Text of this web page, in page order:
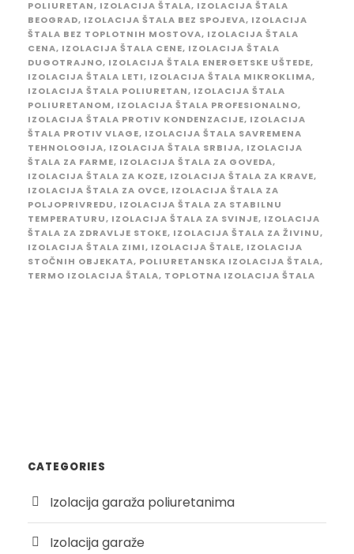
POLIURETAN, IZOLACIJA ŠTALA, IZOLACIJA ŠTALA
BEOGRAD, IZOLACIJA ŠTALA BEZ SPOJEVA, IZOLACIJA
ŠTALA BEZ TOPLOTNIH MOSTOVA, IZOLACIJA ŠTALA
CENA, IZOLACIJA ŠTALA CENE, IZOLACIJA ŠTALA
DUGOTRAJNO, IZOLACIJA ŠTALA ENERGETSKE UŠTEDE,
IZOLACIJA ŠTALA LETI, IZOLACIJA ŠTALA MIKROKLIMA,
IZOLACIJA ŠTALA POLIURETAN, IZOLACIJA ŠTALA
POLIURETANOM, IZOLACIJA ŠTALA PROFESIONALNO,
IZOLACIJA ŠTALA PROTIV KONDENZACIJE, IZOLACIJA
ŠTALA PROTIV VLAGE, IZOLACIJA ŠTALA SAVREMENA
TEHNOLOGIJA, IZOLACIJA ŠTALA SRBIJA, IZOLACIJA
ŠTALA ZA FARME, IZOLACIJA ŠTALA ZA GOVEDA,
IZOLACIJA ŠTALA ZA KOZE, IZOLACIJA ŠTALA ZA KRAVE,
IZOLACIJA ŠTALA ZA OVCE, IZOLACIJA ŠTALA ZA
POLJOPRIVREDU, IZOLACIJA ŠTALA ZA STABILNU
TEMPERATURU, IZOLACIJA ŠTALA ZA SVINJE, IZOLACIJA
ŠTALA ZA ZDRAVLJE STOKE, IZOLACIJA ŠTALA ZA ŽIVINU,
IZOLACIJA ŠTALA ZIMI, IZOLACIJA ŠTALE, IZOLACIJA
STOČNIH OBJEKATA, POLIURETANSKA IZOLACIJA ŠTALA,
TERMO IZOLACIJA ŠTALA, TOPLOTNA IZOLACIJA ŠTALA
CATEGORIES
Izolacija garaža poliuretanima
Izolacija garaže